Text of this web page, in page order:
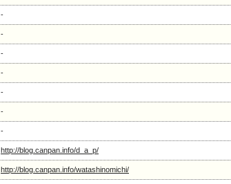
-
-
-
-
-
-
-
http://blog.canpan.info/d_a_p/
http://blog.canpan.info/watashinomichi/